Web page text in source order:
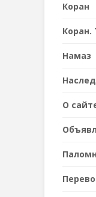
Коран
Намаз
О